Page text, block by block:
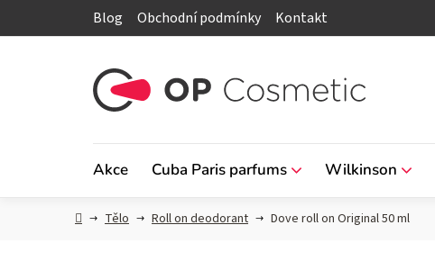
Blog Obchodní podmínky Kontakt
Akce Cuba Paris parfums Wilkinson
DomůTělo Roll on deodorant Dove roll on Original 50 ml